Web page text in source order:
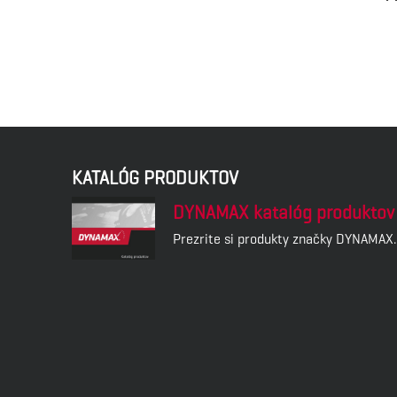
KATALÓG PRODUKTOV
DYNAMAX katalóg produktov
Prezrite si produkty značky DYNAMAX.